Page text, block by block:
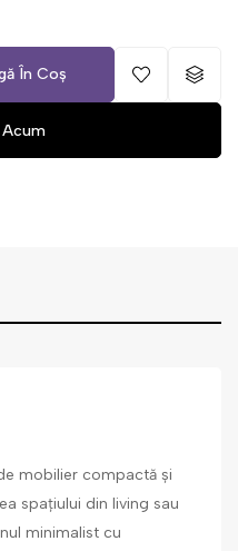
În Coș
mobilier compactă și
spațiului din living sau
minimalist cu